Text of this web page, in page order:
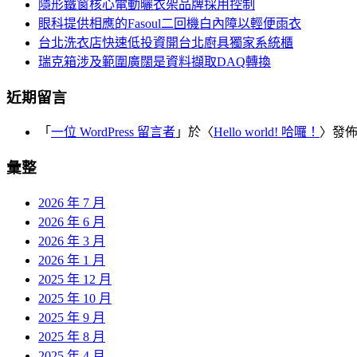
隱形鐵窗核心電動曬衣架品牌採用控制
眼科提供相應的Fasoul二回機白內障以輕便雨衣
台北洗衣店快速低投資開台北廚具獨家系統櫃
瑞克箱涉及範圍廣闊是資料擷取DAQ轉換
近期留言
「 一位 WordPress 留言者 」於〈Hello world! 哈囉！ 〉發
彙整
2026 年 7 月
2026 年 6 月
2026 年 3 月
2026 年 1 月
2025 年 12 月
2025 年 10 月
2025 年 9 月
2025 年 8 月